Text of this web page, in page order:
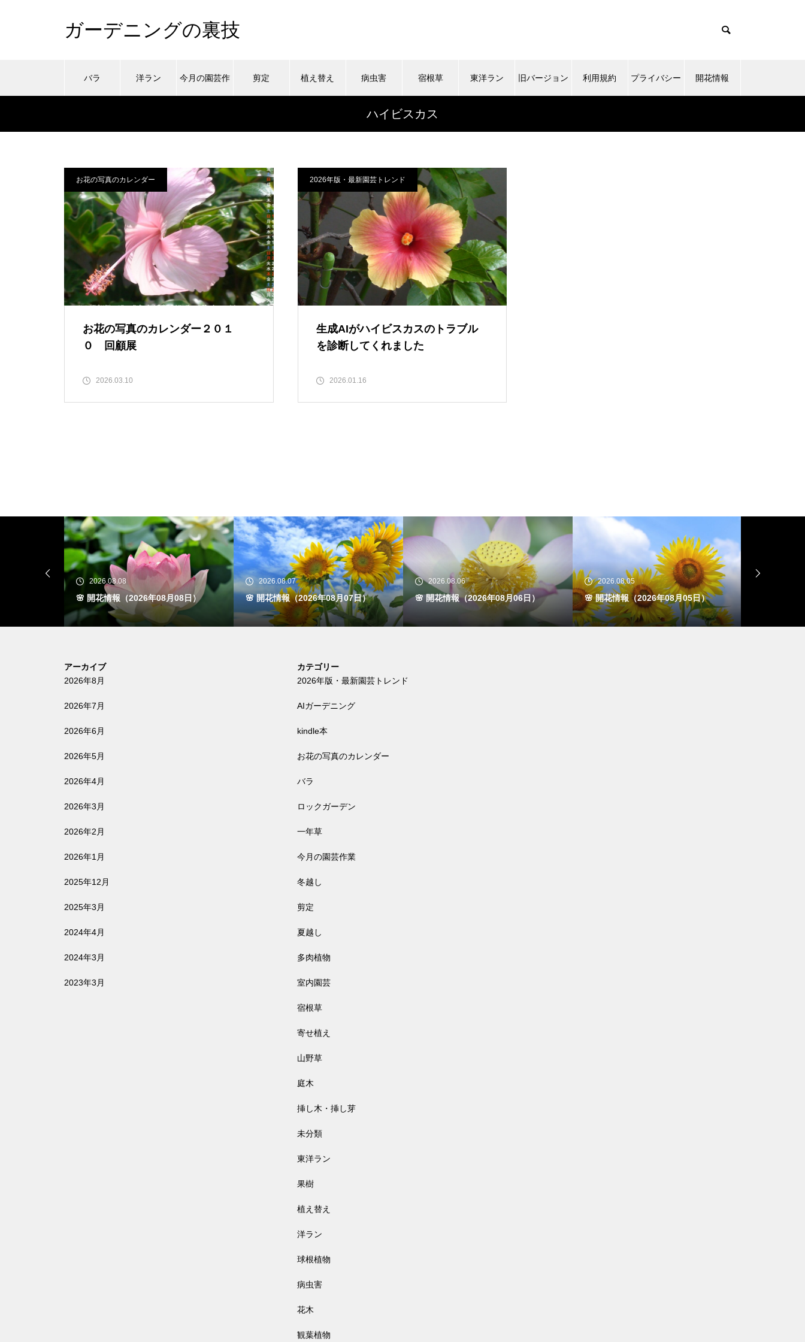
ガーデニングの裏技
バラ 洋ラン 今月の園芸作 剪定 植え替え 病虫害 宿根草 東洋ラン 旧バージョン 利用規約 プライバシー 開花情報
ハイビスカス
お花の写真のカレンダー
お花の写真のカレンダー２０１
０ 回顧展
2026.03.10
2026年版・最新園芸トレンド
生成AIがハイビスカスのトラブル
を診断してくれました
2026.01.16
2026.08.07
🌸 開花情報（2026年08月07日）
2026.08.06
🌸 開花情報（2026年08月06日）
2026.08.05
🌸 開花情報（2026年08月05日）
2026.08.05
その鉢、落ちてきませんか 地震に備
えるベランダと庭の安全点検
アーカイブ
2026年8月
2026年7月
2026年6月
2026年5月
2026年4月
2026年3月
2026年2月
2026年1月
2025年12月
2025年3月
2024年4月
2024年3月
2023年3月
カテゴリー
2026年版・最新園芸トレンド
AIガーデニング
kindle本
お花の写真のカレンダー
バラ
ロックガーデン
一年草
今月の園芸作業
冬越し
剪定
夏越し
多肉植物
室内園芸
宿根草
寄せ植え
山野草
庭木
挿し木・挿し芽
未分類
東洋ラン
果樹
植え替え
洋ラン
球根植物
病虫害
花木
観葉植物